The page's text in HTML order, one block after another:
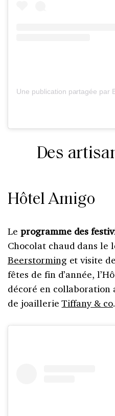
Des
Hôtel Amigo
Le programme des
Chocolat chaud dans le
Beerstorminget visite
fêtes de fin d’année,
décoré en collaboration
de joaillerieTiffany & co